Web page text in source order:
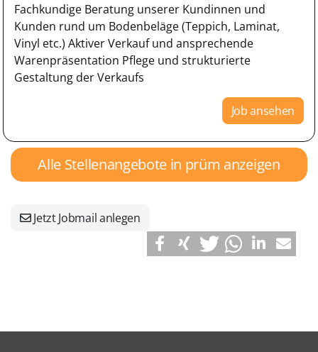
Fachkundige Beratung unserer Kundinnen und
Kunden rund um Bodenbeläge (Teppich, Laminat,
Vinyl etc.) Aktiver Verkauf und ansprechende
Warenpräsentation Pflege und strukturierte
Gestaltung der Verkaufs
Job ansehen
Alle Stellenangebote in prüm anzeigen
Jetzt Jobmail anlegen